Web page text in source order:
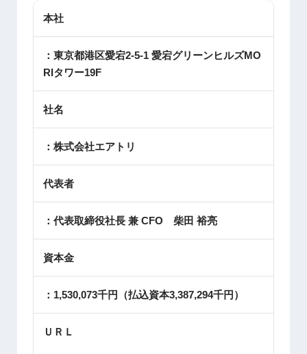
本社
：東京都港区愛宕2-5-1 愛宕グリーンヒルズMO
RIタワー19F
社名
：株式会社エアトリ
代表者
：代表取締役社長 兼 CFO 柴田 裕亮
資本金
：1,530,073千円（払込資本3,387,294千円）
ＵＲＬ